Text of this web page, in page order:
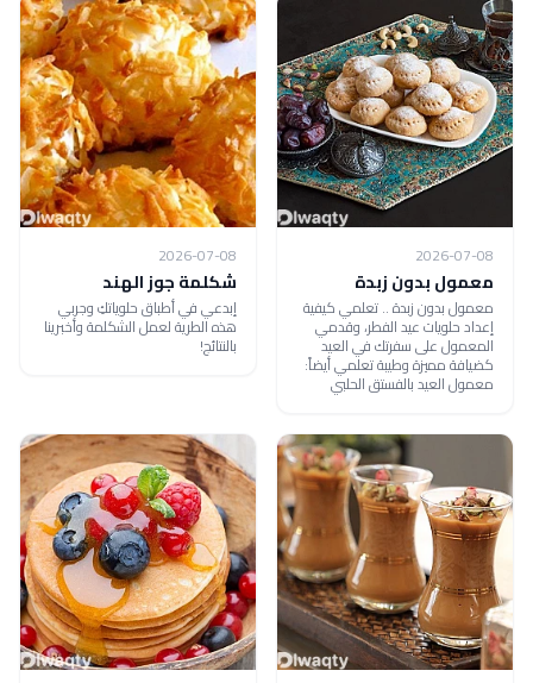
2026-07-08
معمول بدون زبدة
معمول بدون زبدة .. تعلمي كيفية
إعداد حلويات عيد الفطر، وقدمي
المعمول على سفرتك في العيد
كضيافة مميزة وطيبة تعلمي أيضاً:
معمول العيد بالفستق الحلبي
2026-07-08
شكلمة جوز الهند
إبدعي في أطباق حلوياتكِ وجربي
هذه الطرية لعمل الشكلمة وأخبرينا
بالنتائج!